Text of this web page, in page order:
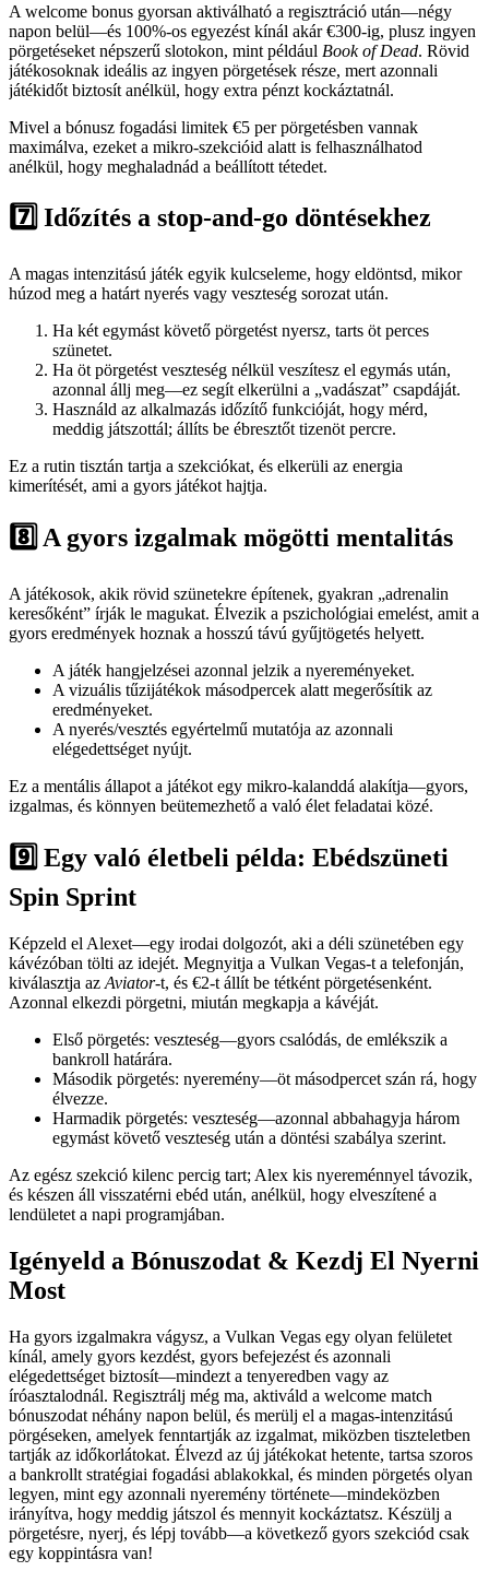
A welcome bonus gyorsan aktiválható a regisztráció után—négy
napon belül—és 100%-os egyezést kínál akár €300-ig, plusz ingyen
pörgetéseket népszerű slotokon, mint például Book of Dead. Rövid
játékosoknak ideális az ingyen pörgetések része, mert azonnali
játékidőt biztosít anélkül, hogy extra pénzt kockáztatnál.
Mivel a bónusz fogadási limitek €5 per pörgetésben vannak
maximálva, ezeket a mikro‑szekcióid alatt is felhasználhatod
anélkül, hogy meghaladnád a beállított tétedet.
7️⃣ Időzítés a stop-and-go döntésekhez
A magas intenzitású játék egyik kulcseleme, hogy eldöntsd, mikor
húzod meg a határt nyerés vagy veszteség sorozat után.
Ha két egymást követő pörgetést nyersz, tarts öt perces
szünetet.
Ha öt pörgetést veszteség nélkül veszítesz el egymás után,
azonnal állj meg—ez segít elkerülni a „vadászat” csapdáját.
Használd az alkalmazás időzítő funkcióját, hogy mérd,
meddig játszottál; állíts be ébresztőt tizenöt percre.
Ez a rutin tisztán tartja a szekciókat, és elkerüli az energia
kimerítését, ami a gyors játékot hajtja.
8️⃣ A gyors izgalmak mögötti mentalitás
A játékosok, akik rövid szünetekre építenek, gyakran „adrenalin
keresőként” írják le magukat. Élvezik a pszichológiai emelést, amit a
gyors eredmények hoznak a hosszú távú gyűjtögetés helyett.
A játék hangjelzései azonnal jelzik a nyereményeket.
A vizuális tűzijátékok másodpercek alatt megerősítik az
eredményeket.
A nyerés/vesztés egyértelmű mutatója az azonnali
elégedettséget nyújt.
Ez a mentális állapot a játékot egy mikro‑kalanddá alakítja—gyors,
izgalmas, és könnyen beütemezhető a való élet feladatai közé.
9️⃣ Egy való életbeli példa: Ebédszüneti
Spin Sprint
Képzeld el Alexet—egy irodai dolgozót, aki a déli szünetében egy
kávézóban tölti az idejét. Megnyitja a Vulkan Vegas-t a telefonján,
kiválasztja az Aviator-t, és €2-t állít be tétként pörgetésenként.
Azonnal elkezdi pörgetni, miután megkapja a kávéját.
Első pörgetés: veszteség—gyors csalódás, de emlékszik a
bankroll határára.
Második pörgetés: nyeremény—öt másodpercet szán rá, hogy
élvezze.
Harmadik pörgetés: veszteség—azonnal abbahagyja három
egymást követő veszteség után a döntési szabálya szerint.
Az egész szekció kilenc percig tart; Alex kis nyereménnyel távozik,
és készen áll visszatérni ebéd után, anélkül, hogy elveszítené a
lendületet a napi programjában.
Igényeld a Bónuszodat & Kezdj El Nyerni
Most
Ha gyors izgalmakra vágysz, a Vulkan Vegas egy olyan felületet
kínál, amely gyors kezdést, gyors befejezést és azonnali
elégedettséget biztosít—mindezt a tenyeredben vagy az
íróasztalodnál. Regisztrálj még ma, aktiváld a welcome match
bónuszodat néhány napon belül, és merülj el a magas‑intenzitású
pörgéseken, amelyek fenntartják az izgalmat, miközben tiszteletben
tartják az időkorlátokat. Élvezd az új játékokat hetente, tartsa szoros
a bankrollt stratégiai fogadási ablakokkal, és minden pörgetés olyan
legyen, mint egy azonnali nyeremény története—mindeközben
irányítva, hogy meddig játszol és mennyit kockáztatsz. Készülj a
pörgetésre, nyerj, és lépj tovább—a következő gyors szekciód csak
egy koppintásra van!